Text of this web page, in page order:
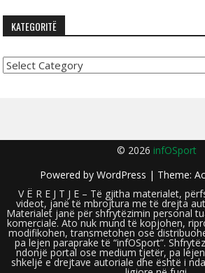
KATEGORITË
Kategoritë
© 2026 infOSport
Powered by WordPress | Theme:
V Ë R E J T J E – Të gjitha materialet,
videot, janë të mbrojtura me të drejta
Materialet janë për shfrytëzimin personal
komerciale. Ato nuk mund të kopjohen,
modifikohen, transmetohen ose
pa lejen paraprake të “infOSport”.
ndonjë portal ose medium tjetër, pa lejen
shkelje e drejtave autoriale dhe është i